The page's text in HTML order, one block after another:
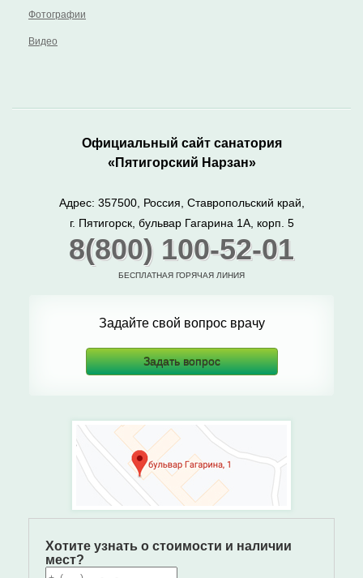
Фотографии
Видео
Задайте свой вопрос врачу
Задать вопрос
Официальный сайт санатория
«Пятигорский Нарзан»
Адрес: 357500, Россия, Ставропольский край,
г. Пятигорск, бульвар Гагарина 1А, корп. 5
8(800) 100-52-01
БЕСПЛАТНАЯ ГОРЯЧАЯ ЛИНИЯ
Хотите узнать о стоимости и наличии
мест?